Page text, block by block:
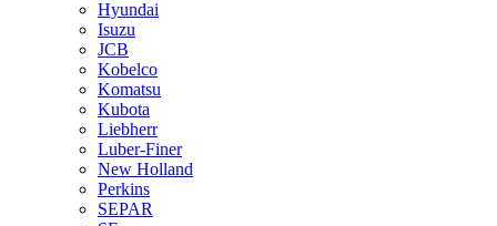
Hyundai
Isuzu
JCB
Kobelco
Komatsu
Kubota
Liebherr
Luber-Finer
New Holland
Perkins
SEPAR